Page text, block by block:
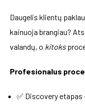
Daugelis klientų
kainuoja brangiau?
valandų, o kitoks
Profesionalus
✅ Discovery etapas